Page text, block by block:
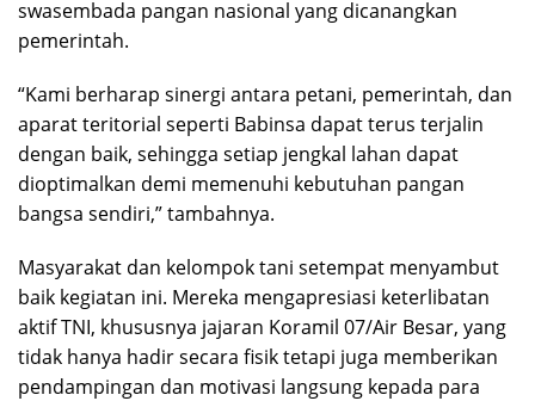
swasembada pangan nasional yang dicanangkan
pemerintah.
“Kami berharap sinergi antara petani, pemerintah, dan
aparat teritorial seperti Babinsa dapat terus terjalin
dengan baik, sehingga setiap jengkal lahan dapat
dioptimalkan demi memenuhi kebutuhan pangan
bangsa sendiri,” tambahnya.
Masyarakat dan kelompok tani setempat menyambut
baik kegiatan ini. Mereka mengapresiasi keterlibatan
aktif TNI, khususnya jajaran Koramil 07/Air Besar, yang
tidak hanya hadir secara fisik tetapi juga memberikan
pendampingan dan motivasi langsung kepada para